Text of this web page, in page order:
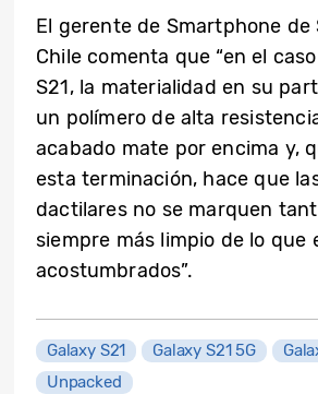
El gerente de Smartphone de
Chile comenta que “en el
S21, la materialidad en su
un polímero de alta
acabado mate por encima y,
esta terminación, hace que
dactilares no se marquen
siempre más limpio de lo que
acostumbrados”.
Galaxy S21 Galaxy S21 5G
Unpacked